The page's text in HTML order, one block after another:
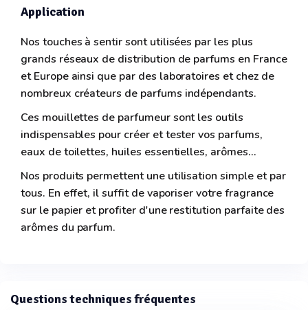
Application
Nos touches à sentir sont utilisées par les plus
grands réseaux de distribution de parfums en France
et Europe ainsi que par des laboratoires et chez de
nombreux créateurs de parfums indépendants.
Ces mouillettes de parfumeur sont les outils
indispensables pour créer et tester vos parfums,
eaux de toilettes, huiles essentielles, arômes...
Nos produits permettent une utilisation simple et par
tous. En effet, il suffit de vaporiser votre fragrance
sur le papier et profiter d'une restitution parfaite des
arômes du parfum.
Questions techniques fréquentes